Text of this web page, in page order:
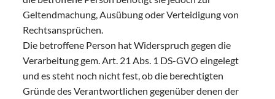
Geltendmachung, Ausübung oder Verteidigung von
Rechtsansprüchen.
Die betroffene Person hat Widerspruch gegen die
Verarbeitung gem. Art. 21 Abs. 1 DS-GVO eingelegt
und es steht noch nicht fest, ob die berechtigten
Gründe des Verantwortlichen gegenüber denen der